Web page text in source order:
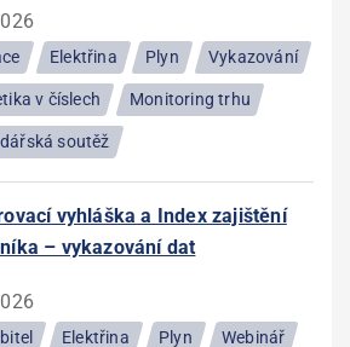
Elektřina Plyn Vykazování
v číslech Monitoring trhu
soutěž
vyhláška a Index zajištění
– vykazování dat
Elektřina Plyn Webinář